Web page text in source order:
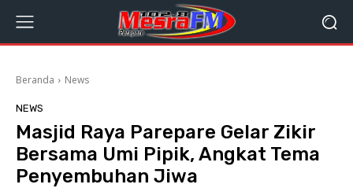
Beranda News
NEWS
Masjid Raya Parepare Gelar Zikir
Bersama Umi Pipik, Angkat Tema
Penyembuhan Jiwa